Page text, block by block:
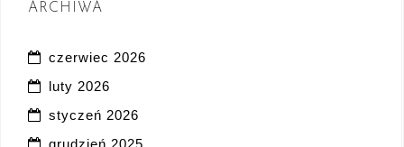
ARCHIWA
czerwiec 2026
luty 2026
styczeń 2026